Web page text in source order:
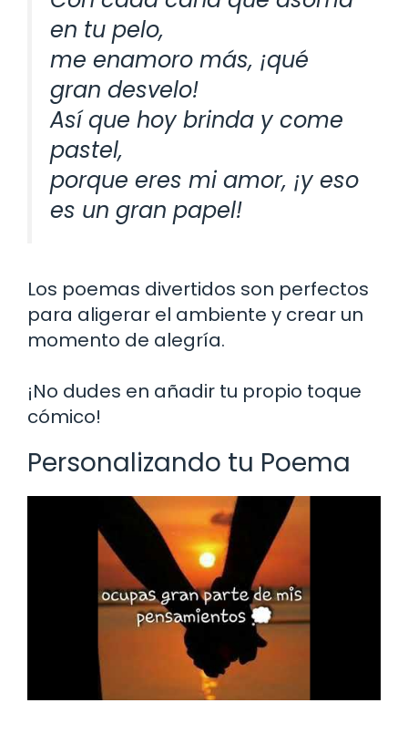
en tu pelo,
me enamoro más, ¡qué
gran desvelo!
Así que hoy brinda y come
pastel,
porque eres mi amor, ¡y eso
es un gran papel!
Los poemas divertidos son perfectos
para aligerar el ambiente y crear un
momento de alegría.
¡No dudes en añadir tu propio toque
cómico!
Personalizando tu Poema